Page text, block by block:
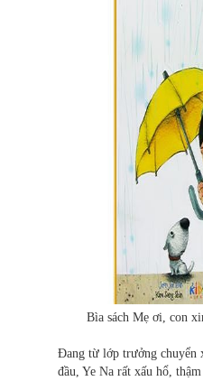
Bìa sách Mẹ ơi, con
Đang từ lớp trưởng chuyển
đầu, Ye Na rất xấu hổ,